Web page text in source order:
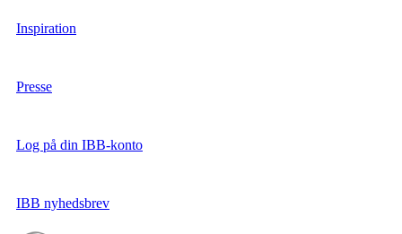
Inspiration
Presse
Log på din IBB-konto
IBB nyhedsbrev